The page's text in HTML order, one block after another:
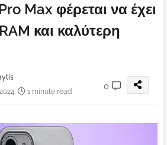
Max φέρεται να έχει
και καλύτερη
1 minute read
0